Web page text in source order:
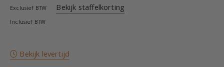
Exclusief BTW Bekijk staffelkorting
Inclusief BTW
Bekijk levertijd